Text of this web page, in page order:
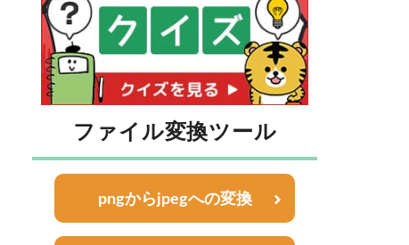
ファイル変換ツール
pngからjpegへの変換